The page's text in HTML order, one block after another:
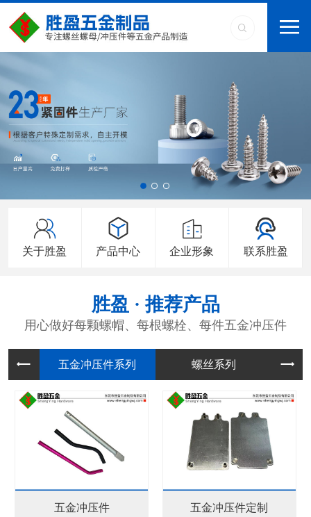
关于胜盈 产品中心 企业形象 联系胜盈
胜盈 · 推荐产品
用心做好每颗螺帽、每根螺栓、每件五金冲压件
五金冲压 螺丝系列
五金冲压件 五金冲压件定制